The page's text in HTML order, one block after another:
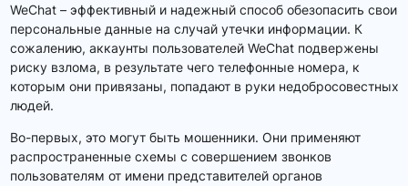
WeChat – эффективный и надежный способ обезопасить свои
персональные данные на случай утечки информации. К
сожалению, аккаунты пользователей WeChat подвержены
риску взлома, в результате чего телефонные номера, к
которым они привязаны, попадают в руки недобросовестных
людей.
Во-первых, это могут быть мошенники. Они применяют
распространенные схемы с совершением звонков
пользователям от имени представителей органов